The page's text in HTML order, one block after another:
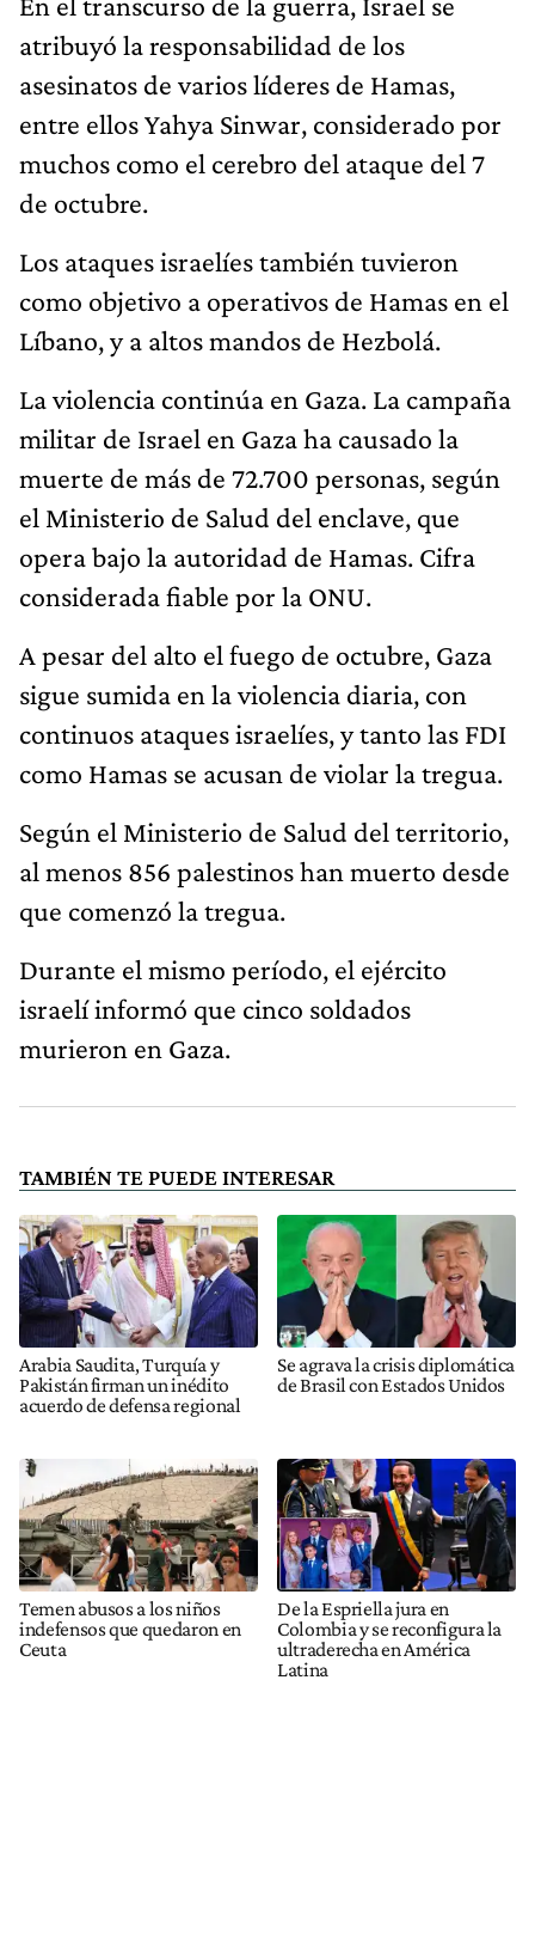
atribuyó la responsabilidad de los
asesinatos de varios líderes de Hamas,
entre ellos Yahya Sinwar, considerado por
muchos como el cerebro del ataque del 7
de octubre.
Los ataques israelíes también tuvieron
como objetivo a operativos de Hamas en el
Líbano, y a altos mandos de Hezbolá.
La violencia continúa en Gaza. La campaña
militar de Israel en Gaza ha causado la
muerte de más de 72.700 personas, según
el Ministerio de Salud del enclave, que
opera bajo la autoridad de Hamas. Cifra
considerada fiable por la ONU.
A pesar del alto el fuego de octubre, Gaza
sigue sumida en la violencia diaria, con
continuos ataques israelíes, y tanto las FDI
como Hamas se acusan de violar la tregua.
Según el Ministerio de Salud del territorio,
al menos 856 palestinos han muerto desde
que comenzó la tregua.
Durante el mismo período, el ejército
israelí informó que cinco soldados
murieron en Gaza.
TAMBIÉN TE PUEDE INTERESAR
Arabia Saudita, Turquía y
Pakistán firman un inédito
acuerdo de defensa regional
Se agrava la crisis diplomática
de Brasil con Estados Unidos
Temen abusos a los niños
indefensos que quedaron en
Ceuta
De la Espriella jura en
Colombia y se reconfigura la
ultraderecha en América
Latina